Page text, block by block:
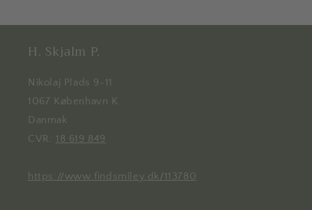
H. Skjalm P.
Nikolaj Plads 9-11
1067 København K
Danmak
CVR: 18 619 849
https://www.findsmiley.dk/113780